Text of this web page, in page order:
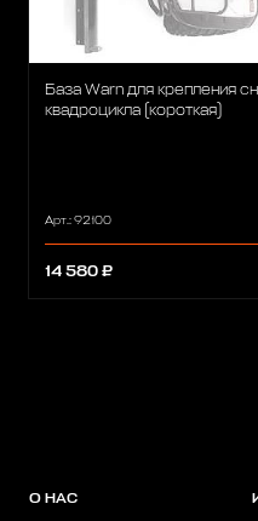
База Warn для крепления
квадроцикла (короткая)
Арт.: 92100
14 580 ₽
О НАС